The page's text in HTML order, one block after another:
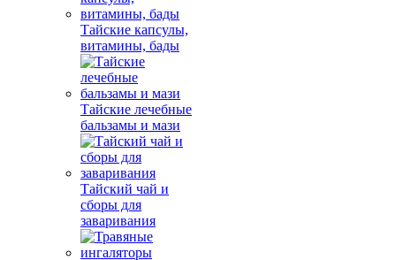
Тайские капсулы,
витамины, бады
Тайские лечебные
бальзамы и мази
Тайский чай и
сборы для
заваривания